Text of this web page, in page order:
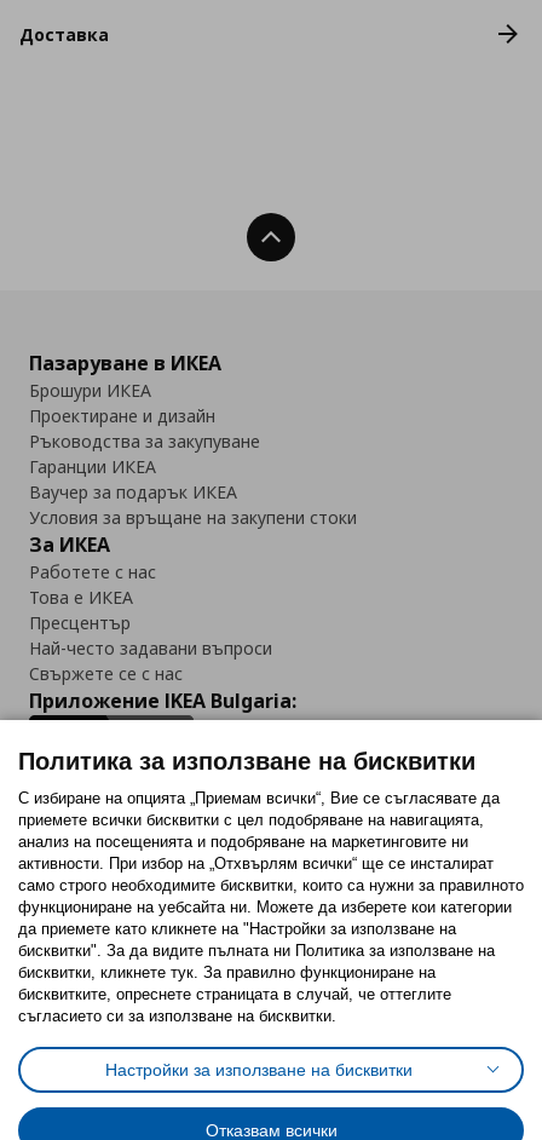
Доставка
Нагоре
Пазаруване в ИКЕА
Брошури ИКЕА
Проектиране и дизайн
Ръководства за закупуване
Гаранции ИКЕА
Ваучер за подарък ИКЕА
Условия за връщане на закупени стоки
За ИКЕА
Работете с нас
Това е ИКЕА
Пресцентър
Най-често задавани въпроси
Свържете се с нас
Приложение IKEA Bulgaria:
Последвайте ни:
FacebookTwitterYoutubePinterestInstagram
Политика за използване на бисквитки (Cookies)
Избор на настройки за използване на бисквитки
Условия за ползване на ikea.bgОбща политика за личните данни
Политика за защита на личните данни на ikea.bg
Общи условия на програма IKEA Family
Политика за използване на бисквитки
С избиране на опцията „Приемам всички“, Вие се съгласявате да
приемете всички бисквитки с цел подобряване на навигацията,
анализ на посещенията и подобряване на маркетинговите ни
активности. При избор на „Отхвърлям всички“ ще се инсталират
само строго необходимитe бисквитки, които са нужни за правилното
функциониране на уебсайта ни. Можете да изберете кои категории
да приемете като кликнете на "Настройки за използване на
бисквитки". За да видите пълната ни Политика за използване на
бисквитки, кликнете тук. За правилно функциониране на
бисквитките, опреснете страницата в случай, че оттеглите
съгласието си за използване на бисквитки.
Настройки за използване на бисквитки
Отказвам всички